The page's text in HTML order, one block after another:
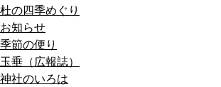
杜の四季めぐり
お知らせ
季節の便り
玉垂（広報誌）
神社のいろは